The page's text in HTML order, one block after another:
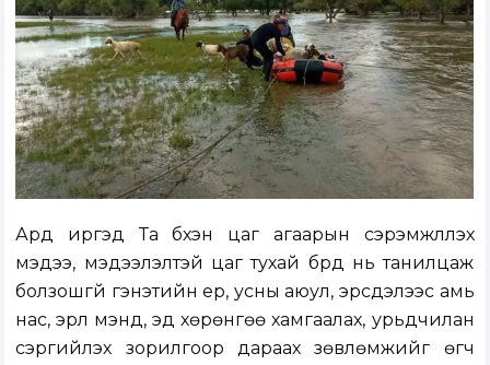
Ард иргэд Та бүхэн цаг агаарын сэрэмжлүүлэх
мэдээ, мэдээлэлтэй цаг тухай бүрд нь танилцаж
болзошгүй гэнэтийн үер, усны аюул, эрсдэлээс амь
нас, эрүүл мэнд, эд хөрөнгөө хамгаалах, урьдчилан
сэргийлэх зорилгоор дараах зөвлөмжийг өгч